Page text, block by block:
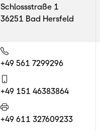
Schlossstraße 1
36251 Bad Hersfeld
+49 561 7299296
+49 151 46383864
+49 611 327609233